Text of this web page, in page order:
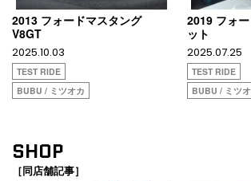
2013 フォードマスタング
V8GT
2025.10.03
TEST RIDE
BUBU / ミツオカ
2019 フォ
ット
2025.07.25
TEST RIDE
BUBU / ミツ
SHOP
［同店舗記事］